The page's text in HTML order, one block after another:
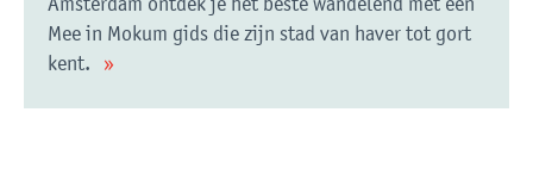
Mee in Mokum gids die zijn stad van haver tot gort
kent.